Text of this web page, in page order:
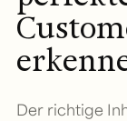
Der richtige